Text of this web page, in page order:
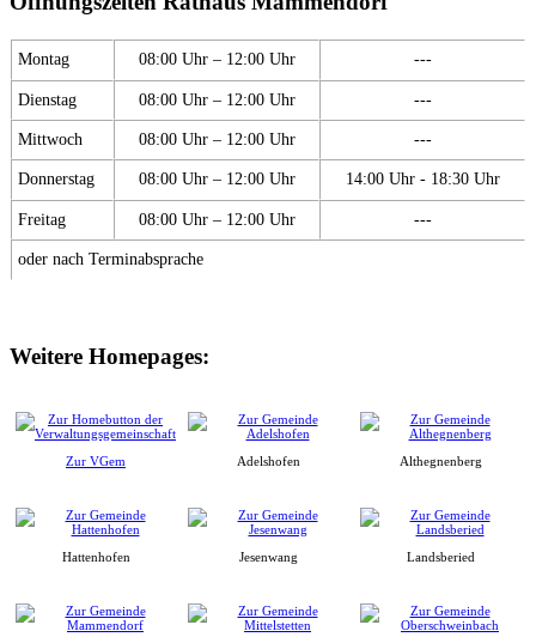
Montag 08:00 Uhr – 12:00 Uhr ---
Dienstag 08:00 Uhr – 12:00 Uhr ---
Mittwoch 08:00 Uhr – 12:00 Uhr ---
Donnerstag 08:00 Uhr – 12:00 Uhr 14:00 Uhr - 18:30 Uhr
Freitag 08:00 Uhr – 12:00 Uhr ---
oder nach Terminabsprache
Weitere Homepages:
Zur VGem Adelshofen Althegnenberg
Hattenhofen Jesenwang Landsberied